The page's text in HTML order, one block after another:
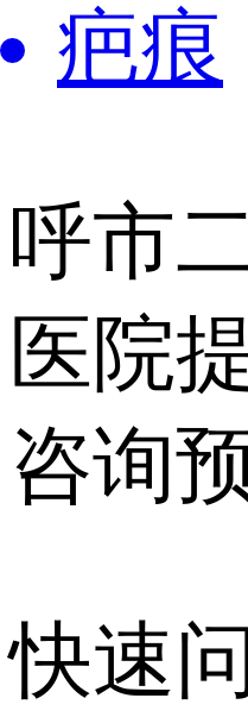
疤痕
呼市
医院
咨询
快速